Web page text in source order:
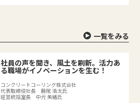
一覧をみる
社員の声を聞き、風土を刷新。活力あ
る職場がイノベーションを生む！
コンクリートコーリング株式会社
代表取締役社長 藤尾 浩太氏
経営統括室長 中元 美緒氏